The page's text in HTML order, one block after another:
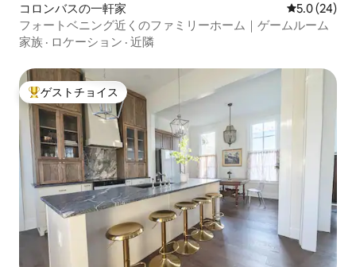
コロンバスの一軒家 レビュー24
5.0 (24)
フォートベニング近くのファミリーホーム｜ゲームルーム
家族 · ロケーション · 近隣
大好評のゲストチョイスです。
ゲストチョイス